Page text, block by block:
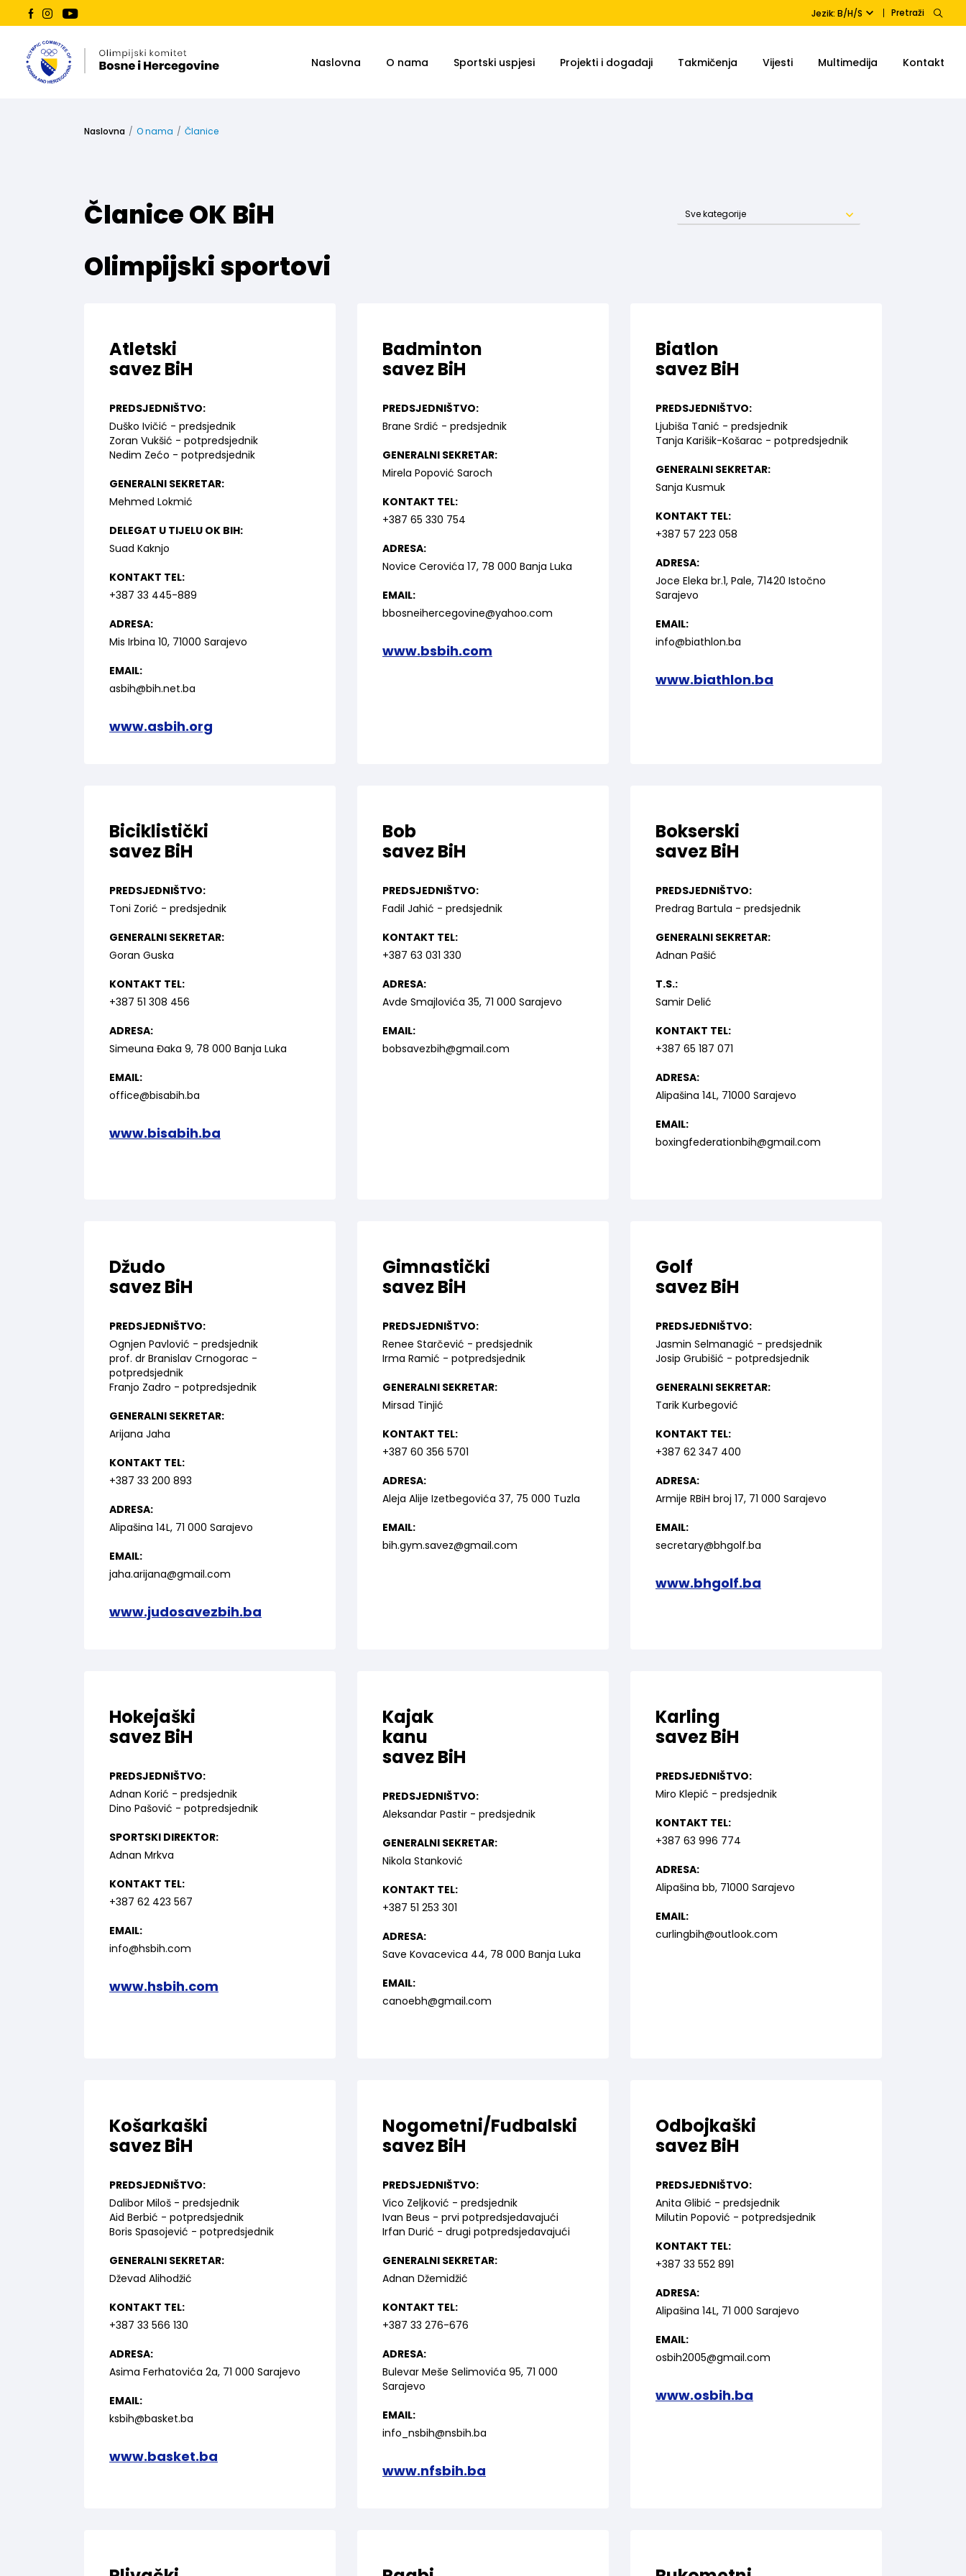
Jezik: B/H/S Pretraži
Naslovna O nama Sportski uspjesi Projekti i događaji Takmičenja Vijesti Multimedija Kontakt
Naslovna O nama Članice
Članice OK BiH
Olimpijski sportovi
Atletski
savez BiH
PREDSJEDNIŠTVO:
Duško Ivičić - predsjednik
Zoran Vukšić - potpredsjednik
Nedim Zećo - potpredsjednik
GENERALNI SEKRETAR:
Mehmed Lokmić
DELEGAT U TIJELU OK BIH:
Suad Kaknjo
KONTAKT TEL:
+387 33 445-889
ADRESA:
Mis Irbina 10, 71000 Sarajevo
EMAIL:
asbih@bih.net.ba
www.asbih.org
Badminton
savez BiH
PREDSJEDNIŠTVO:
Brane Srdić - predsjednik
GENERALNI SEKRETAR:
Mirela Popović Saroch
KONTAKT TEL:
+387 65 330 754
ADRESA:
Novice Cerovića 17, 78 000 Banja Luka
EMAIL:
bbosneihercegovine@yahoo.com
www.bsbih.com
Biatlon
savez BiH
PREDSJEDNIŠTVO:
Ljubiša Tanić - predsjednik
Tanja Karišik-Košarac - potpredsjednik
GENERALNI SEKRETAR:
Sanja Kusmuk
KONTAKT TEL:
+387 57 223 058
ADRESA:
Joce Eleka br.1, Pale, 71420 Istočno
Sarajevo
EMAIL:
info@biathlon.ba
www.biathlon.ba
Biciklistički
savez BiH
PREDSJEDNIŠTVO:
Toni Zorić - predsjednik
GENERALNI SEKRETAR:
Goran Guska
KONTAKT TEL:
+387 51 308 456
ADRESA:
Simeuna Đaka 9, 78 000 Banja Luka
EMAIL:
office@bisabih.ba
www.bisabih.ba
Bob
savez BiH
PREDSJEDNIŠTVO:
Fadil Jahić - predsjednik
KONTAKT TEL:
+387 63 031 330
ADRESA:
Avde Smajlovića 35, 71 000 Sarajevo
EMAIL:
bobsavezbih@gmail.com
Bokserski
savez BiH
PREDSJEDNIŠTVO:
Predrag Bartula - predsjednik
GENERALNI SEKRETAR:
Adnan Pašić
T.S.:
Samir Delić
KONTAKT TEL:
+387 65 187 071
ADRESA:
Alipašina 14L, 71000 Sarajevo
EMAIL:
boxingfederationbih@gmail.com
Džudo
savez BiH
PREDSJEDNIŠTVO:
Ognjen Pavlović - predsjednik
prof. dr Branislav Crnogorac -
potpredsjednik
Franjo Zadro - potpredsjednik
GENERALNI SEKRETAR:
Arijana Jaha
KONTAKT TEL:
+387 33 200 893
ADRESA:
Alipašina 14L, 71 000 Sarajevo
EMAIL:
jaha.arijana@gmail.com
www.judosavezbih.ba
Gimnastički
savez BiH
PREDSJEDNIŠTVO:
Renee Starčević - predsjednik
Irma Ramić - potpredsjednik
GENERALNI SEKRETAR:
Mirsad Tinjić
KONTAKT TEL:
+387 60 356 5701
ADRESA:
Aleja Alije Izetbegovića 37, 75 000 Tuzla
EMAIL:
bih.gym.savez@gmail.com
Golf
savez BiH
PREDSJEDNIŠTVO:
Jasmin Selmanagić - predsjednik
Josip Grubišić - potpredsjednik
GENERALNI SEKRETAR:
Tarik Kurbegović
KONTAKT TEL:
+387 62 347 400
ADRESA:
Armije RBiH broj 17, 71 000 Sarajevo
EMAIL:
secretary@bhgolf.ba
www.bhgolf.ba
Hokejaški
savez BiH
PREDSJEDNIŠTVO:
Adnan Korić - predsjednik
Dino Pašović - potpredsjednik
SPORTSKI DIREKTOR:
Adnan Mrkva
KONTAKT TEL:
+387 62 423 567
EMAIL:
info@hsbih.com
www.hsbih.com
Kajak
kanu
savez BiH
PREDSJEDNIŠTVO:
Aleksandar Pastir - predsjednik
GENERALNI SEKRETAR:
Nikola Stanković
KONTAKT TEL:
+387 51 253 301
ADRESA:
Save Kovacevica 44, 78 000 Banja Luka
EMAIL:
canoebh@gmail.com
Karling
savez BiH
PREDSJEDNIŠTVO:
Miro Klepić - predsjednik
KONTAKT TEL:
+387 63 996 774
ADRESA:
Alipašina bb, 71000 Sarajevo
EMAIL:
curlingbih@outlook.com
Košarkaški
savez BiH
PREDSJEDNIŠTVO:
Dalibor Miloš - predsjednik
Aid Berbić - potpredsjednik
Boris Spasojević - potpredsjednik
GENERALNI SEKRETAR:
Dževad Alihodžić
KONTAKT TEL:
+387 33 566 130
ADRESA:
Asima Ferhatovića 2a, 71 000 Sarajevo
EMAIL:
ksbih@basket.ba
www.basket.ba
Nogometni/Fudbalski
savez BiH
PREDSJEDNIŠTVO:
Vico Zeljković - predsjednik
Ivan Beus - prvi potpredsjedavajući
Irfan Durić - drugi potpredsjedavajući
GENERALNI SEKRETAR:
Adnan Džemidžić
KONTAKT TEL:
+387 33 276-676
ADRESA:
Bulevar Meše Selimovića 95, 71 000
Sarajevo
EMAIL:
info_nsbih@nsbih.ba
www.nfsbih.ba
Odbojkaški
savez BiH
PREDSJEDNIŠTVO:
Anita Glibić - predsjednik
Milutin Popović - potpredsjednik
KONTAKT TEL:
+387 33 552 891
ADRESA:
Alipašina 14L, 71 000 Sarajevo
EMAIL:
osbih2005@gmail.com
www.osbih.ba